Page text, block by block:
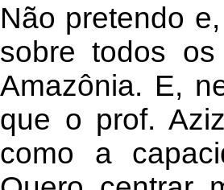
Não pretendo
sobre todos
Amazônia. E,
que o prof.
como a